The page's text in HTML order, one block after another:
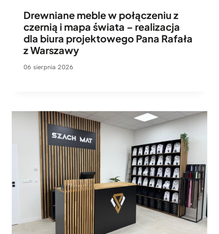
Drewniane meble w połączeniu z
czernią i mapa świata – realizacja
dla biura projektowego Pana Rafała
z Warszawy
06 sierpnia 2026